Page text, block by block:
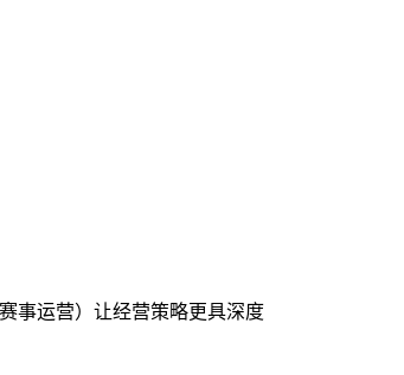
事运营）让经营策略更具深度